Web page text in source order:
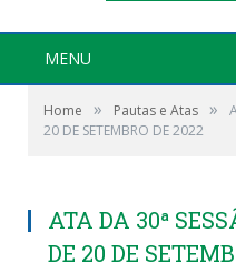
MENU
Home » Pautas e Atas »
20 DE SETEMBRO DE 2022
ATA DA 30ª
DE 20 DE